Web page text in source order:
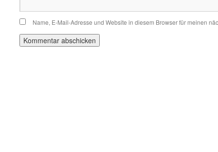
Name, E-Mail-Adresse und Website in diesem Browser für meinen